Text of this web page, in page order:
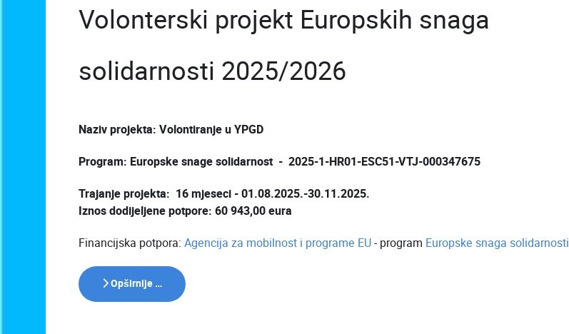
Volonterski projekt Europskih snaga
solidarnosti 2025/2026
Naziv projekta: Volontiranje u YPGD
Program: Europske snage solidarnost - 2025-1-HR01-ESC51-VTJ-000347675
Trajanje projekta: 16 mjeseci - 01.08.2025.-30.11.2025.
Iznos dodijeljene potpore: 60 943,00 eura
Financijska potpora: Agencija za mobilnost i programe EU- program Europske snaga solidarnosti
Opširnije …